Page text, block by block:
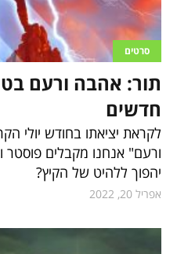
סרטים
תור: אהבה ורעם
חדשים
לקראת יציאתו בחודש יולי
ורעם" אנחנו מקבלים פוסטר
יהפוך ללהיט של הקיץ?
אפריל 20, 2022